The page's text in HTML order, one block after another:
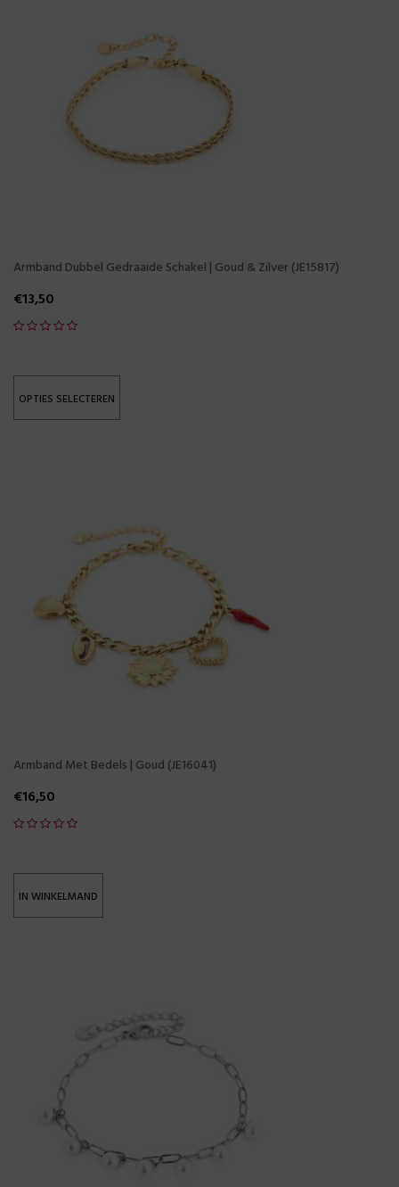
Armband Dubbel Gedraaide Schakel | Goud & Zilver (JE15817)
€13,50
OPTIES SELECTEREN
Armband Met Bedels | Goud (JE16041)
€16,50
IN WINKELMAND